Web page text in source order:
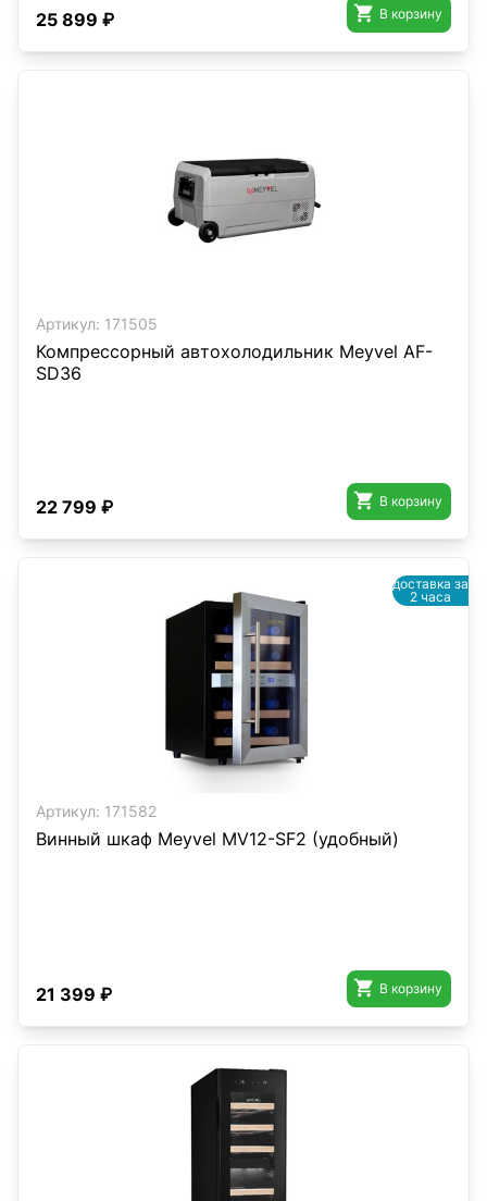
25 899 ₽  В корзину
Артикул: 171505
Компрессорный автохолодильник Meyvel AF-
SD36
22 799 ₽  В корзину
Артикул: 171582
Винный шкаф Meyvel MV12-SF2 (удобный)
21 399 ₽  В корзину
доставка за
2 часа